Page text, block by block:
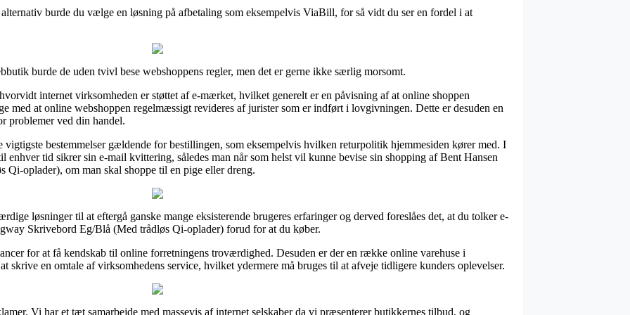
burde du vælge en løsning på afbetaling som eksempelvis ViaBill, for så vidt du ser en fordel i at
burde de uden tvivl bese webshoppens regler, men det er gerne ikke særlig morsomt.
internet virksomheden er støttet af e-mærket, hvilket generelt er en påvisning af at online shoppen
med at online webshoppen regelmæssigt revideres af jurister som er indført i lovgivningen. Dette er desuden en
problemer ved din handel.
vigtigste bestemmelser gældende for bestillingen, som eksempelvis hvilken returpolitik hjemmesiden kører med. I
enhver tid sikrer sin e-mail kvittering, således man når som helst vil kunne bevise sin shopping af Bent Hansen
oplader), om man skal shoppe til en pige eller dreng.
løsninger til at eftergå ganske mange eksisterende brugeres erfaringer og derved foreslåes det, at du tolker e-
Skrivebord Eg/Blå (Med trådløs Qi-oplader) forud for at du køber.
for at få kendskab til online forretningens troværdighed. Desuden er der en række online varehuse i
skrive en omtale af virksomhedens service, hvilket ydermere må bruges til at afveje tidligere kunders oplevelser.
Vi har et tæt samarbejde med massevis af internet selskaber da vi præsenterer butikkernes tilbud, og